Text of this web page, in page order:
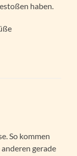
haben.
So kommen
gerade